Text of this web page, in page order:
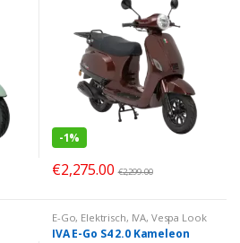
-1%
€2,275.00 €2,299.00
E-Go, Elektrisch, IVA, Vespa Look
IVA E-Go S4 2.0 Kameleon